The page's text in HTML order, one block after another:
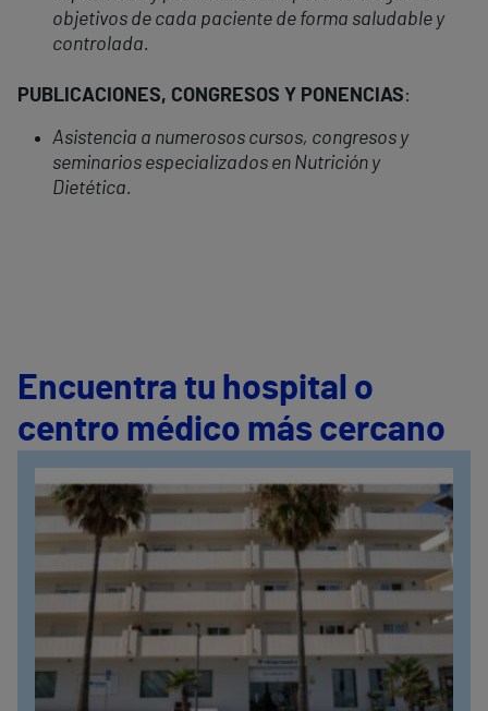
objetivos de cada paciente de forma saludable y
controlada.
PUBLICACIONES, CONGRESOS Y PONENCIAS:
Asistencia a numerosos cursos, congresos y
seminarios especializados en Nutrición y
Dietética.
Encuentra tu hospital o
centro médico más cercano